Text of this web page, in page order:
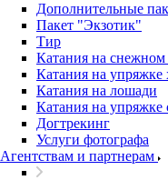
Дополнительные
Пакет "Экзотик"
Тир
Катания на снежном
Катания на упряжке
Катания на лошади
Катания на упряжке
Догтрекинг
Услуги фотографа
Агентствам и партнерам